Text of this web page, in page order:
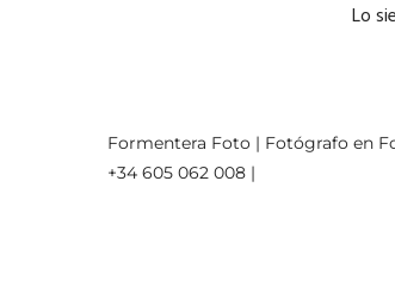
Lo
Formentera Foto | Fotógrafo en
+34 605 062 008 |